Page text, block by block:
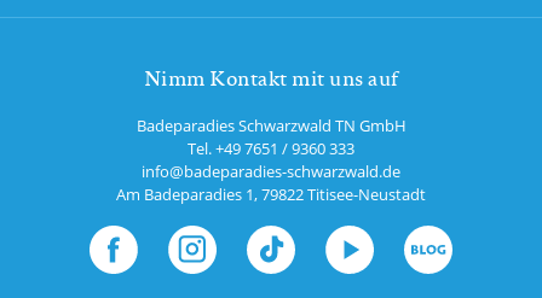
Nimm Kontakt mit uns auf
Badeparadies Schwarzwald TN GmbH
Tel.+49 7651 / 9360 333
info@badeparadies-schwarzwald.de
Am Badeparadies 1,79822Titisee-Neustadt